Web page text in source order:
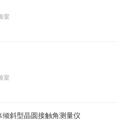
室
室
倾斜型晶圆接触角测量仪